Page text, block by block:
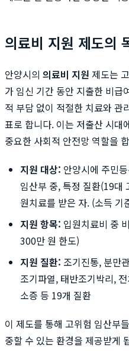
의료비 지원 제도의
안양시의 의료비 지원 제도는
가 임신 기간 동안 지출한 비급
적 부담 없이 적절한 치료와 관
표로 합니다. 이는 저출산 시대
중요한 사회적 안전망 역할을
지원 대상: 안양시에 주민
임산부 중, 특정 질환(19대
원치료를 받은 자. (소득 기
지원 항목: 입원치료비 중
300만 원 한도)
지원 질환: 조기진통, 분만
조기파열, 태반조기박리,
소증 등 19개 질환
이 제도를 통해 고위험 임산부
중할 수 있는 환경을 제공받게